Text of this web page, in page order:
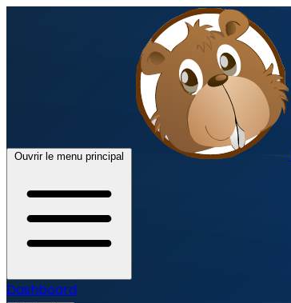
Ouvrir le menu principal
Dashboard